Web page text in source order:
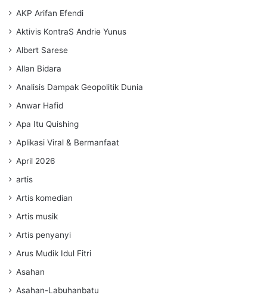
AKP Arifan Efendi
Aktivis KontraS Andrie Yunus
Albert Sarese
Allan Bidara
Analisis Dampak Geopolitik Dunia
Anwar Hafid
Apa Itu Quishing
Aplikasi Viral & Bermanfaat
April 2026
artis
Artis komedian
Artis musik
Artis penyanyi
Arus Mudik Idul Fitri
Asahan
Asahan-Labuhanbatu